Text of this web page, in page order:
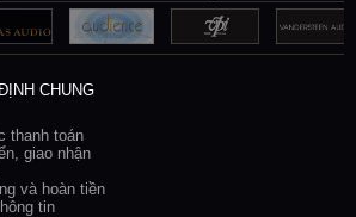
CHUNG
thanh toán
giao nhận
và hoàn tiền
tin